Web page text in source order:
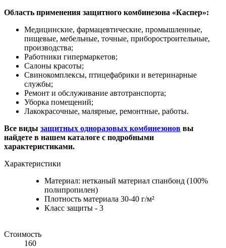
Область применения защитного комбинезона «Каспер»:
Медицинские, фармацевтические, промышленные,
пищевые, мебельные, точные, приборостроительные,
производства;
Работники гипермаркетов;
Салоны красоты;
Свинокомплексы, птицефабрики и ветеринарные
службы;
Ремонт и обслуживание автотранспорта;
Уборка помещений;
Лакокрасочные, малярные, ремонтные, работы.
Все виды защитных одноразовых комбинезонов вы
найдете в нашем каталоге с подробными
характеристиками.
Характеристики
Материал: нетканый материал спанбонд (100%
полипропилен)
Плотность материала 30-40 г/м²
Класс защиты - 3
Стоимость
160